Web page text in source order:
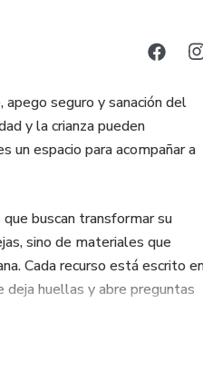
seguro y sanación del
y la crianza pueden
un espacio para acompañar a
buscan transformar su
sino de materiales que
Cada recurso está escrito
deja huellas y abre preguntas